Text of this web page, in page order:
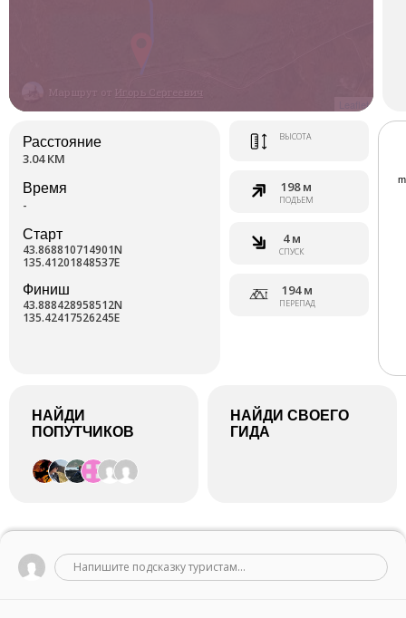
Leaflet
Расстояние
3.04 КМ
Время
-
Старт
43.868810714901N
135.41201848537E
Финиш
43.888428958512N
135.42417526245E
ВЫСОТА
198 м
ПОДЪЕМ
4 м
СПУСК
194 м
ПЕРЕПАД
m
НАЙДИ
ПОПУТЧИКОВ
НАЙДИ СВОЕГО
ГИДА
Напишите подсказку туристам...